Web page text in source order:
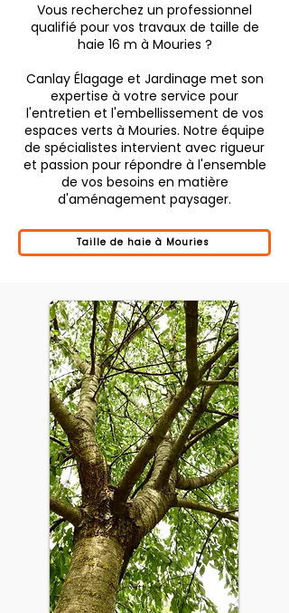
Vous recherchez un professionnel
qualifié pour vos travaux de taille de
haie 16 m à Mouries ?
Canlay Élagage et Jardinage met son
expertise à votre service pour
l'entretien et l'embellissement de vos
espaces verts à Mouries. Notre équipe
de spécialistes intervient avec rigueur
et passion pour répondre à l'ensemble
de vos besoins en matière
d'aménagement paysager.
Taille de haie à Mouries